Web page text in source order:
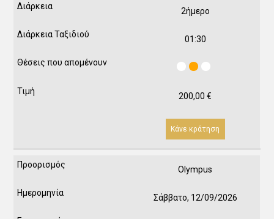
2ήμερο
01:30
200,00€
Κάνε κράτηση
Olympus
Σάββατο, 12/09/2026